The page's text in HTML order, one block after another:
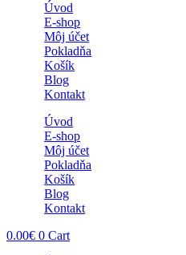
Úvod
E-shop
Môj účet
Pokladňa
Košík
Blog
Kontakt
Úvod
E-shop
Môj účet
Pokladňa
Košík
Blog
Kontakt
0.00€ 0 Cart